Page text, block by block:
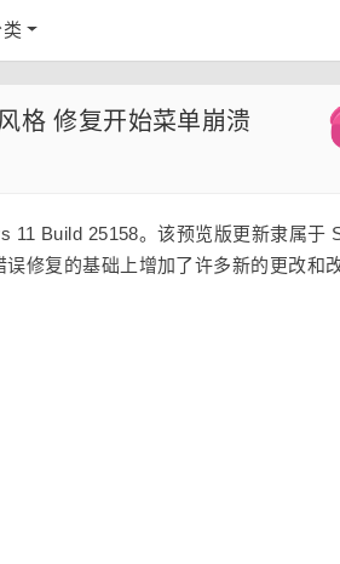
格 修复开始菜单崩溃
11 Build 25158。该预览版更新隶属于
修复的基础上增加了许多新的更改和